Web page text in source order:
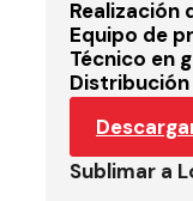
Realización
Equipo de
Técnico en
Distribución
Sublimar a